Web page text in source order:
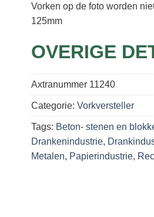
Vorken op de foto worden
125mm
OVERIGE
Axtranummer 11240
Categorie: Vorkversteller
Tags: Beton- stenen en
Drankenindustrie,
Metalen, Papierindustrie,